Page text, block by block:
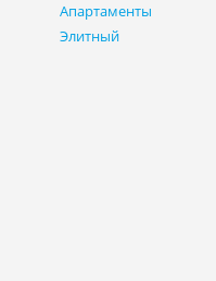
Апартаменты
Элитный